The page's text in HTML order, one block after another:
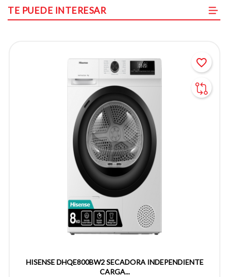
TE PUEDE INTERESAR
HISENSE DHQE800BW2 SECADORA INDEPENDIENTE
CARGA...
favorite_border